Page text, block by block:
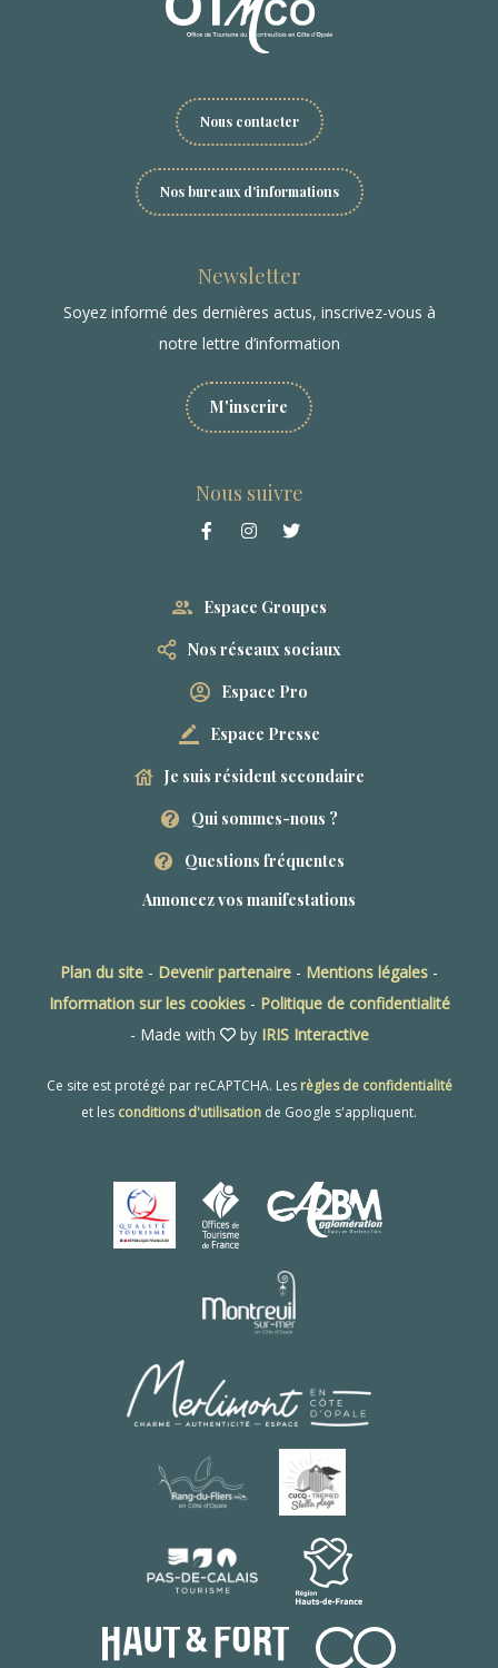
Nous contacter
Nos bureaux d'informations
Newsletter
Soyez informé des dernières actus, inscrivez-vous à
notre lettre d’information
M'inscrire
Nous suivre
Espace Groupes
Nos réseaux sociaux
Espace Pro
Espace Presse
Je suis résident secondaire
Qui sommes-nous ?
Questions fréquentes
Annoncez vos manifestations
Plan du site - Devenir partenaire - Mentions légales -
Information sur les cookies- Politique de confidentialité
- Made with
by IRIS Interactive
Ce site est protégé par reCAPTCHA. Les règles de confidentialité
et les conditions d'utilisation de Google s'appliquent.